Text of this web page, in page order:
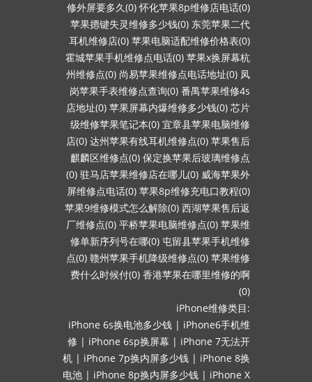
修外屏要多久(0) 怀化苹果8p维修店电话(0)
苹果摁键失灵维修多少钱(0) 东莞苹果二代
耳机维修店(0) 苹果电脑适配维修价格表(0)
霍城苹果手机维修点电话(0) 苹果x换屏幕杭
州维修点(0) 尚易苹果维修点电话地址(0) 凤
岗苹果手表维修点查询(0) 番禺苹果维修4s
店地址(0) 苹果屏幕内爆维修多少钱(0) 芯片
级维修苹果笔记本(0) 宜章县苹果电脑维修
店(0) 达州苹果有线耳机维修点(0) 苹果售后
麒麟区维修点(0) 保定换苹果后玻璃维修点
(0) 驻马店苹果维修店在哪儿(0) 威海苹果外
屏维修点电话(0) 苹果8p维修充电口教程(0)
苹果9维修模式怎么解除(0) 西湖苹果售后返
厂维修点(0) 平桥苹果电脑维修点(0) 苹果维
修单新序列号在哪(0) 屯留县苹果手机维修
点(0) 赣州苹果手机降级维修点(0) 苹果维修
费什么时候付(0) 香港苹果在哪里维修的啊
(0)
iPhone维修类目:
iPhone 6s换电池多少钱 | iPhone6手机维
修 | iPhone 6sp换屏幕 | iPhone 7无法开
机 | iPhone 7p换内屏多少钱 | iPhone 8换
电池 | iPhone 8p换内屏多少钱 | iPhone X